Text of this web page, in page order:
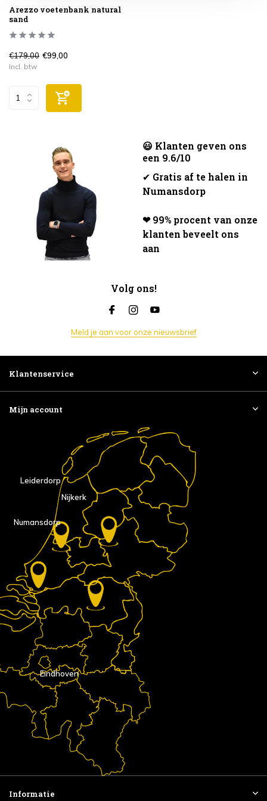
Arezzo voetenbank natural
sand
€179,00 €99,00
Incl. btw
😃 Klanten geven ons
een 9.6/10
✔ Gratis af te halen in
Numansdorp
❤ 99% procent van onze
klanten beveelt ons
aan
Volg ons!
Meld je aan voor onze nieuwsbrief
Klantenservice
Mijn account
Eindhoven
Nijkerk
Numansdorp
Leiderdorp
Informatie